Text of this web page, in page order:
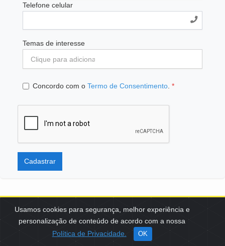
Usamos cookies para segurança, melhor experiência e
personalização de conteúdo de acordo com a nossa
Política de Privacidade.
OK
Telefone celular
Temas de interesse
Concordo com o Termo de Consentimento *
Cadastrar
SCES, TRECHO 02, LOTE 22 CEP: 70200-002 | BRASÍLIA (DF) | +55
61 3108-7000 / FBB@FBB.ORG.BR